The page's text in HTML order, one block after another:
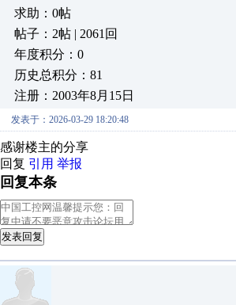
求助：0帖
帖子：2帖 | 2061回
年度积分：0
历史总积分：81
注册：2003年8月15日
发表于：2026-03-29 18:20:48
感谢楼主的分享
回复 引用 举报
回复本条
发表回复